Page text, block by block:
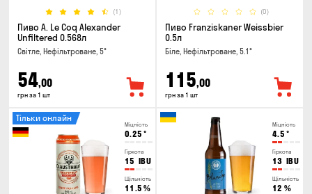
(1)
Пиво A. Le Coq Alexander
Unfiltered 0.568л
Світле, Нефільтроване, 5°
54,00
грн за 1 шт
(0)
Пиво Franziskaner Weissbier
0.5л
Біле, Нефільтроване, 5.1°
115,00
грн за 1 шт
Міцність
0.25 °
Гіркота
15 IBU
Щільність
11.5 %
Тільки онлайн
Міцність
4.5 °
Гіркота
13 IBU
Щільність
12 %